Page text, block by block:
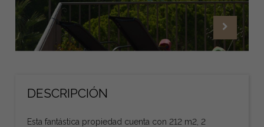
DESCRIPCIÓN
Esta fantástica propiedad cuenta con 212 m2, 2